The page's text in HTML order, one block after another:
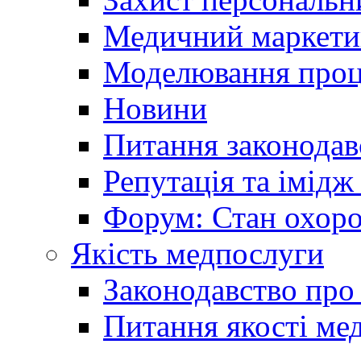
Медичний
Моделювання
Новини
Питання
Репутація та
Форум: Стан
Якість медпослуги
Законодавство
Питання якості